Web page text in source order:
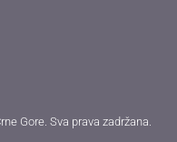
Gore. Sva prava zadržana.